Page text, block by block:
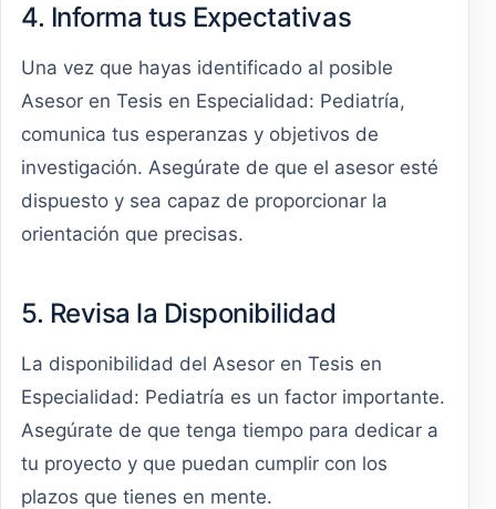
4. Informa tus Expectativas
Una vez que hayas identificado al posible
Asesor en Tesis en Especialidad: Pediatría,
comunica tus esperanzas y objetivos de
investigación. Asegúrate de que el asesor esté
dispuesto y sea capaz de proporcionar la
orientación que precisas.
5. Revisa la Disponibilidad
La disponibilidad del Asesor en Tesis en
Especialidad: Pediatría es un factor importante.
Asegúrate de que tenga tiempo para dedicar a
tu proyecto y que puedan cumplir con los
plazos que tienes en mente.